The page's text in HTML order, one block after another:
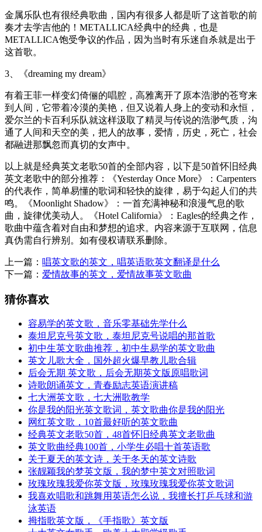
金属乐队也有很经典歌曲，国内有很多人都是听了这首歌的前
奏才去学吉他的！METALLICA经典中的经典，也是
METALLICA饱受争议的作品，因为当时有乐迷自杀就是出于
这首歌。
3、《dreaming my dream》
有着王菲一样变幻倚俪的唱腔，高雅离开了原本浩渺的苍穹来
到人间，它带着冷漠的美艳，但又说着人身上的变动和永恒，
爱尔兰的卡百利乐队就这样汲取了精灵与传说的浩渺气质，沟
通了人间和天空的美，把人的故事，爱情，历史，死亡，社会
都融进那飘忽而真切的女声中。
以上就是经典英文老歌50首的全部内容，以下是50首怀旧经典
英文老歌中的部分推荐：《Yesterday Once More》：Carpenters
的代表作，简单易懂的歌词和轻快的旋律，易于勾起人们的共
鸣。《Moonlight Shadow》：一首充满神秘和浪漫气息的歌
曲，旋律优美动人。《Hotel California》：Eagles的经典之作，
歌曲中蕴含着对自由和梦想的追求。内容来源于互联网，信息
真伪需自行辨别。如有侵权请联系删除。
上一篇： 唱英文歌的英文，唱英语歌英文翻译是什么
下一篇： 爱情故事的英文，爱情故事英文歌曲
猜你喜欢
容易学的英文歌，音乐零基础先学什么
泰坦尼克号英文歌，泰坦尼克号说唱的那首歌
初中生英文歌曲推荐，初中生易学的英文歌曲
英文儿歌大全，国外超火爆早教儿歌合辑
后会无期 英文歌，后会无期英文版原唱歌词
诗歌朗诵英文，青春励志英语演讲稿
七大洲英文歌，七大洲歌教学
你是我的阳光英文歌词，英文歌曲你是我的阳光
网红英文歌，10首最好听的英文歌曲
经典英文老歌50首，48首怀旧经典英文老歌曲
英文歌曲经典100首，小学生必唱十首英语歌
关于夏天的英文诗，关于冬天的英文诗歌
张靓颖我的梦英文版，我的梦中英文对照歌词
玫瑰玫瑰我爱你英文版，玫瑰玫瑰我爱你英文歌词
我喜欢唱歌和跳舞用英语怎么说，我擅长打乒乓球和游
泳英语
拇指歌英文版，《手指歌》英文版